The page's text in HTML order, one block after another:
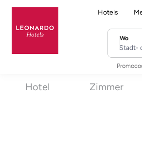
Hotels
Wo
Stadt-
Hotel Zimmer